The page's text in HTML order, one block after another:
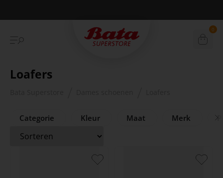
Betaal achteraf met Klarna 0
Loafers
Categorie Kleur Maat Merk